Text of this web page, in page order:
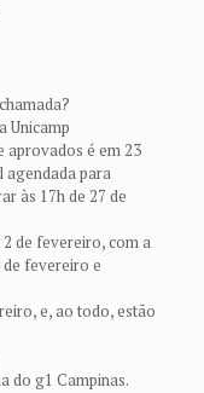
Unicamp
aprovados é em 23
agendada para
às 17h de 27 de
de fevereiro, com a
fevereiro e
e, ao todo, estão
do g1 Campinas.